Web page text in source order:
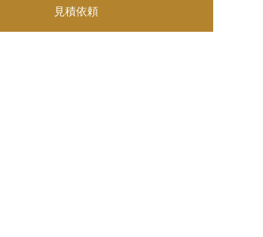
見積依頼